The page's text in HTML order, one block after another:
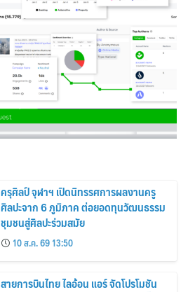
ครุศิลป์ จุฬาฯ เปิดนิทรรศการผลงานครู
ศิลปะจาก 6 ภูมิภาค ต่อยอดทุนวัฒนธรรม
ชุมชนสู่ศิลปะร่วมสมัย
10 ส.ค. 69 13:50
สายการบินไทย ไลอ้อน แอร์ จัดโปรโมชัน